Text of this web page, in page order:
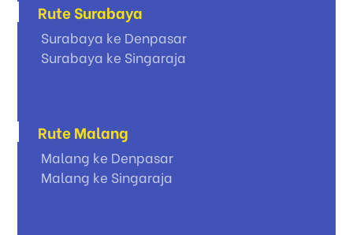
Rute Surabaya
Surabaya ke Denpasar
Surabaya ke Singaraja
Rute Malang
Malang ke Denpasar
Malang ke Singaraja